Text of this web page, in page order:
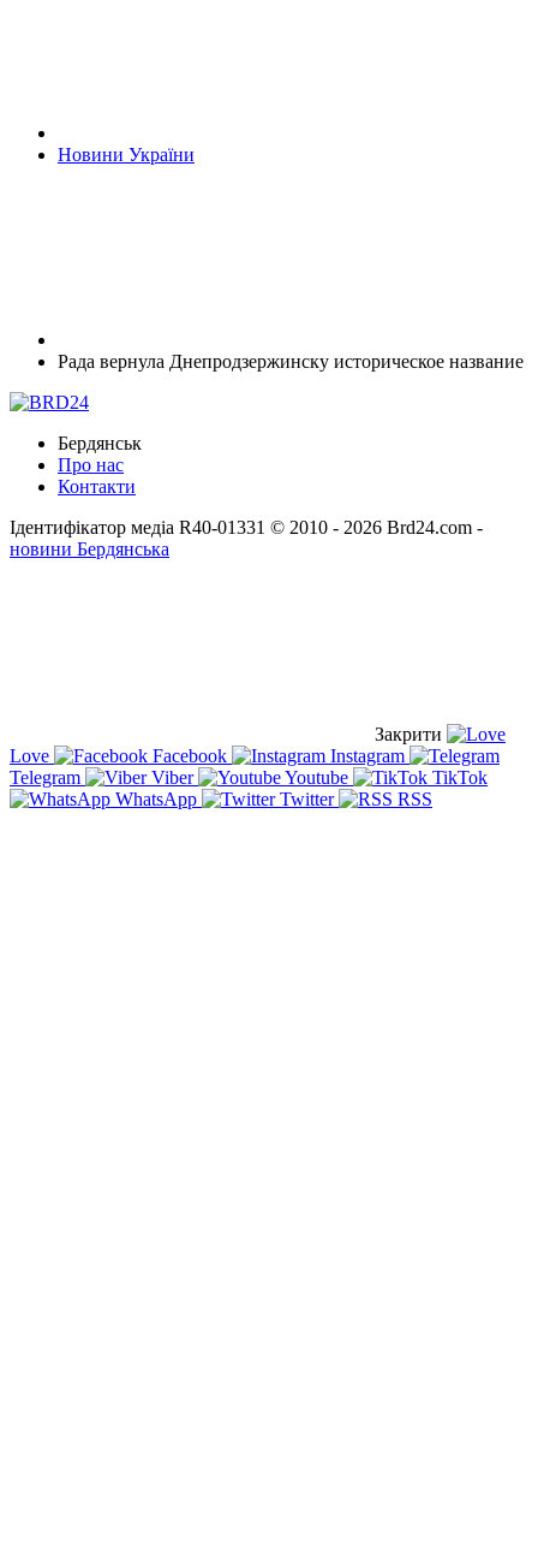
Новини України
Рада вернула Днепродзержинску историческое название
Бердянськ
Про нас
Контакти
Ідентифікатор медіа R40-01331 © 2010 - 2026 Brd24.com -
новини Бердянська
Закрити
Love
Facebook
Instagram
Telegram
Viber Youtube
TikTok
WhatsApp
Twitter RSS